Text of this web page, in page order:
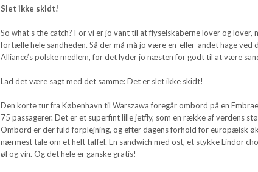
Slet ikke skidt!
So what’s the catch? For vi er jo vant til at flyselskaberne lover og lover,
fortælle hele sandheden. Så der må må jo være en-eller-andet hage ved
Alliance’s polske medlem, for det lyder jo næsten for godt til at være
Lad det være sagt med det samme: Det er slet ikke skidt!
Den korte tur fra København til Warszawa foregår ombord på en
75 passagerer. Det er et superfint lille jetfly, som en række af verdens
Ombord er der fuld forplejning, og efter dagens forhold for europæisk
nærmest tale om et helt taffel. En sandwich med ost, et stykke Lindor
øl og vin. Og det hele er ganske gratis!